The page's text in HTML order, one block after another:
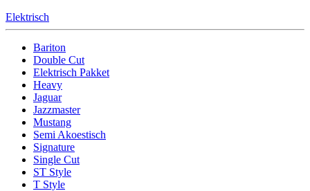
Elektrisch
Bariton
Double Cut
Elektrisch Pakket
Heavy
Jaguar
Jazzmaster
Mustang
Semi Akoestisch
Signature
Single Cut
ST Style
T Style